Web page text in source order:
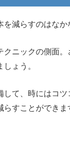
減らすのはなか
クニックの側面。
ょう。
して、時にはコ
すことができま